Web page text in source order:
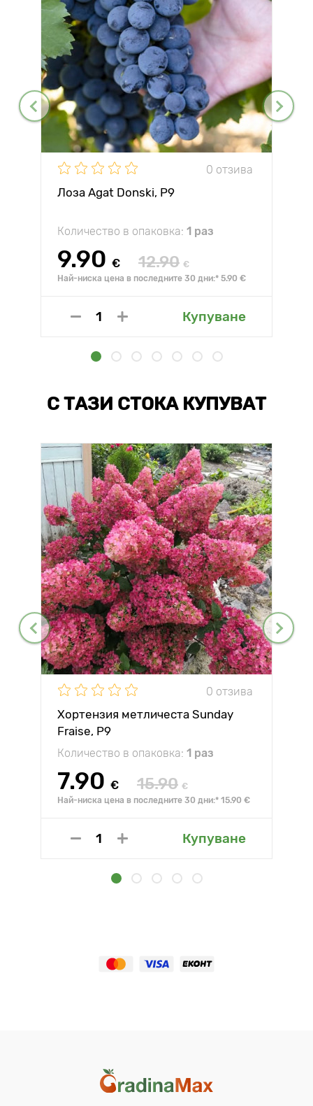
0 отзива
Лоза Agat Donski, Р9
Количество в опаковка: 1 раз
9.90 € 12.90 €
Най-ниска цена в последните 30 дни:* 5.90 €
Купуване
С ТАЗИ СТОКА КУПУВАТ
0 отзива
Хортензия метличеста Sunday
Fraise, P9
Количество в опаковка: 1 раз
7.90 € 15.90 €
Най-ниска цена в последните 30 дни:* 15.90 €
Купуване